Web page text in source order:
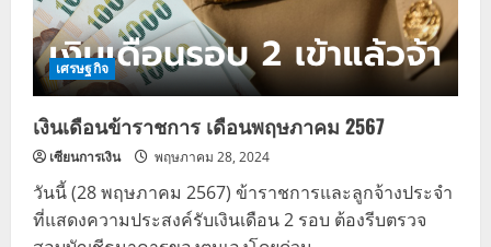
เศรษฐกิจ
เงินเดือนข้าราชการ เดือนพฤษภาคม 2567
เซียนการเงิน พฤษภาคม 28, 2024
วันนี้ (28 พฤษภาคม 2567) ข้าราชการและลูกจ้างประจำ
ที่แสดงความประสงค์รับเงินเดือน 2 รอบ ต้องรีบตรวจ